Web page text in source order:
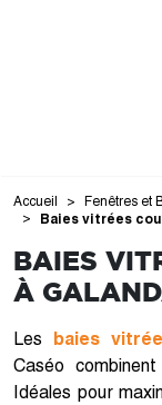
Accueil Fenêtres et
Baies vitrées
BAIES
À
Les baies
Caséo
Idéales pour